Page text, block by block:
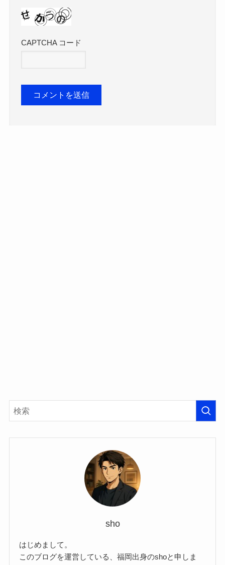
CAPTCHA コード
sho
はじめまして。
このブログを運営している、福岡出身のshoと申しま